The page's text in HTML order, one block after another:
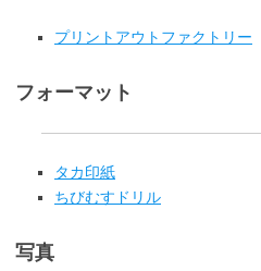
プリントアウトファクトリー
フォーマット
タカ印紙
ちびむすドリル
写真